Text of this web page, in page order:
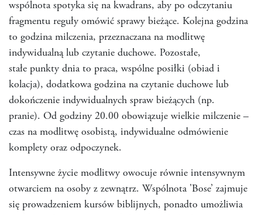
wspólnota spotyka się na kwadrans, aby po odczytaniu
fragmentu reguły omówić sprawy bieżące. Kolejna godzina
to godzina milczenia, przeznaczana na modlitwę
indywidualną lub czytanie duchowe. Pozostałe,
stałe punkty dnia to praca, wspólne posiłki (obiad i
kolacja), dodatkowa godzina na czytanie duchowe lub
dokończenie indywidualnych spraw bieżących (np.
pranie). Od godziny 20.00 obowiązuje wielkie milczenie –
czas na modlitwę osobistą, indywidualne odmówienie
komplety oraz odpoczynek.
Intensywne życie modlitwy owocuje równie intensywnym
otwarciem na osoby z zewnątrz. Wspólnota 'Bose’ zajmuje
się prowadzeniem kursów biblijnych, ponadto umożliwia